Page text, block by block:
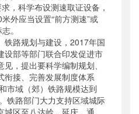
，科学布设测速取证设备，
外应当设置“前方测速”或
。
路规划与建设，2017年国
设部等部门联合印发促进市
，提出要科学编制规划、
衔接、完善发展制度体系
市域（郊）铁路规模达到
铁路部门大力支持区域城际